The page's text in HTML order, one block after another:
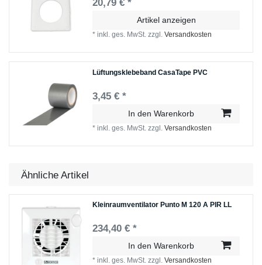
20,79 € *
Artikel anzeigen
*inkl. ges. MwSt. zzgl.Versandkosten
Lüftungsklebeband CasaTape PVC
3,45 € *
In den Warenkorb
*inkl. ges. MwSt. zzgl.Versandkosten
Ähnliche Artikel
Kleinraumventilator Punto M 120 A PIR LL
234,40 € *
In den Warenkorb
*inkl. ges. MwSt. zzgl.Versandkosten